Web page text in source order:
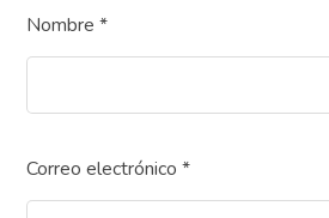
Nombre*
Correo electrónico*